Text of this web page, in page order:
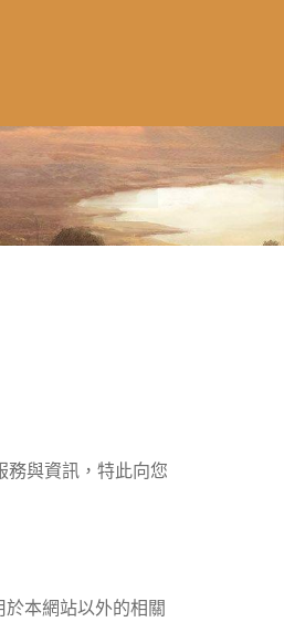
務與資訊，特此向您
本網站以外的相關